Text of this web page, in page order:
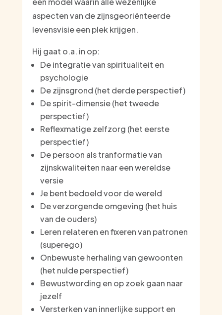
aspecten van de zijnsgeoriënteerde
levensvisie een plek krijgen.
Hij gaat o.a. in op:
De integratie van spiritualiteit en
psychologie
De zijnsgrond (het derde perspectief)
De spirit-dimensie (het tweede
perspectief)
Reflexmatige zelfzorg (het eerste
perspectief)
De persoon als tranformatie van
zijnskwaliteiten naar een wereldse
versie
Je bent bedoeld voor de wereld
De verzorgende omgeving (het huis
van de ouders)
Leren relateren en fixeren van patronen
(superego)
Onbewuste herhaling van gewoonten
(het nulde perspectief)
Bewustwording en op zoek gaan naar
jezelf
Versterken van innerlijke support en